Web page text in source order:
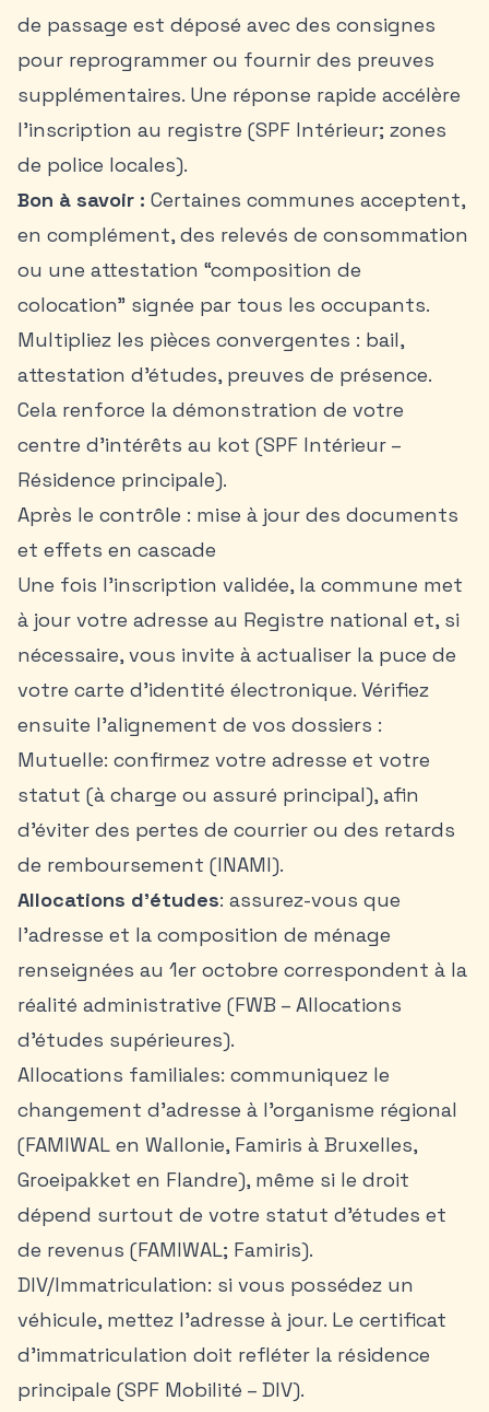
de passage est déposé avec des consignes
pour reprogrammer ou fournir des preuves
supplémentaires. Une réponse rapide accélère
l’inscription au registre (SPF Intérieur; zones
de police locales).
Bon à savoir : Certaines communes acceptent,
en complément, des relevés de consommation
ou une attestation “composition de
colocation” signée par tous les occupants.
Multipliez les pièces convergentes : bail,
attestation d’études, preuves de présence.
Cela renforce la démonstration de votre
centre d’intérêts au kot (SPF Intérieur –
Résidence principale).
Après le contrôle : mise à jour des documents
et effets en cascade
Une fois l’inscription validée, la commune met
à jour votre adresse au Registre national et, si
nécessaire, vous invite à actualiser la puce de
votre carte d’identité électronique. Vérifiez
ensuite l’alignement de vos dossiers :
Mutuelle: confirmez votre adresse et votre
statut (à charge ou assuré principal), afin
d’éviter des pertes de courrier ou des retards
de remboursement (INAMI).
Allocations d’études: assurez-vous que
l’adresse et la composition de ménage
renseignées au 1er octobre correspondent à la
réalité administrative (FWB – Allocations
d’études supérieures).
Allocations familiales: communiquez le
changement d’adresse à l’organisme régional
(FAMIWAL en Wallonie, Famiris à Bruxelles,
Groeipakket en Flandre), même si le droit
dépend surtout de votre statut d’études et
de revenus (FAMIWAL; Famiris).
DIV/Immatriculation: si vous possédez un
véhicule, mettez l’adresse à jour. Le certificat
d’immatriculation doit refléter la résidence
principale (SPF Mobilité – DIV).